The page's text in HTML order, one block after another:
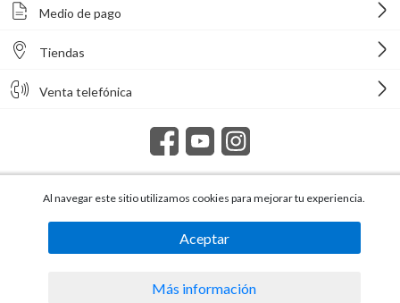
Medio de pago
Tiendas
Venta telefónica
Todos los derechos reservados Homecenter Sodimac S.A. | R.U.T.
Al navegar este sitio utilizamos cookies para mejorar tu experiencia.
Aceptar
Más información